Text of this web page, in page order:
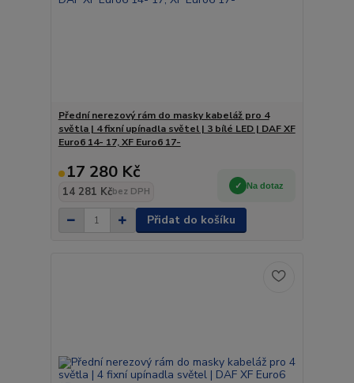
Přední nerezový rám do masky kabeláž pro 4
světla | 4 fixní upínadla světel | 3 bílé LED | DAF XF
Euro6 14- 17, XF Euro6 17-
17 280 Kč
14 281 Kčbez DPH
Na dotaz
Přidat do košíku